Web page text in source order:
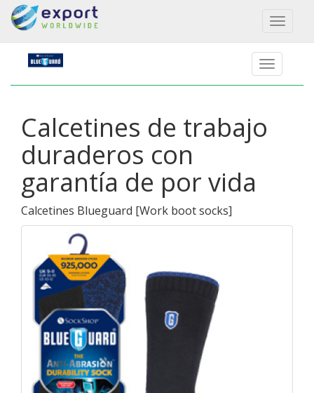
Toggle
Calcetines de trabajo
duraderos con
garantía de por vida
Calcetines Blueguard [Work boot socks]